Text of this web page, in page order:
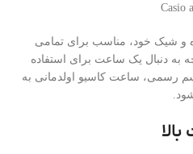
و شیک خود، مناسب برای تمامی
دنبال یک ساعت برای استفاده
رسمی، ساعت کاسیو اولدمانی به